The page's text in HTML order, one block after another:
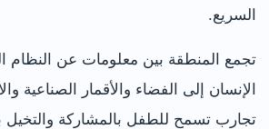
السريع.
تجمع المنطقة بين معلومات عن
الإنسان إلى الفضاء والأقمار الصناعية
تجارب تسمح للطفل بالمشاركة والتخيل